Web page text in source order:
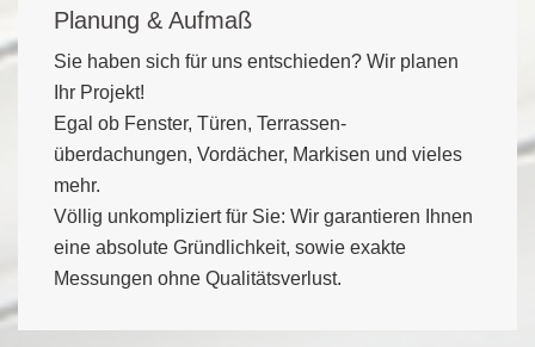
Planung & Aufmaß
Sie haben sich für uns entschieden? Wir planen
Ihr Projekt!
Egal ob Fenster, Türen, Terrassen-
überdachungen, Vordächer, Markisen und vieles
mehr.
Völlig unkompliziert für Sie: Wir garantieren Ihnen
eine absolute Gründlichkeit, sowie exakte
Messungen ohne Qualitätsverlust.